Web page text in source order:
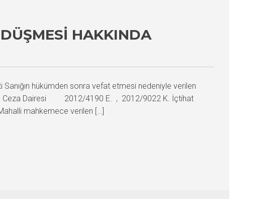
HAKKINDA
Sanığın hükümden sonra vefat etmesi nedeniyle verilen
Ceza Dairesi 2012/4190 E. , 2012/9022 K. İçtihat
mahkemece verilen […]